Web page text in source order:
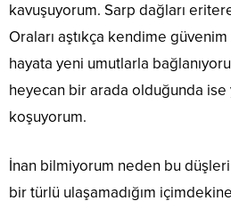
kavuşuyorum. Sarp dağları
Oraları aştıkça kendime
hayata yeni umutlarla
heyecan bir arada olduğunda
koşuyorum.
İnan bilmiyorum neden bu
bir türlü ulaşamadığım